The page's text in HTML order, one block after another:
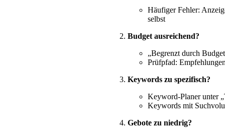
Häufiger Fehler:
selbst
Budget ausreichend?
„Begrenzt durch
Prüfpfad:
Keywords zu spezifisch?
Keyword-Planer unter
Keywords mit
Gebote zu niedrig?